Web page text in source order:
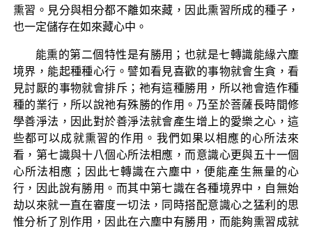
熏習。見分與相分都不離如來藏，因此熏習所成的種子，
也一定儲存在如來藏心中。
能熏的第二個特性是有勝用；也就是七轉識能緣六塵
境界，能起種種心行。譬如看見喜歡的事物就會生貪，看
見討厭的事物就會排斥；祂有這種勝用，所以祂會造作種
種的業行，所以說祂有殊勝的作用。乃至於菩薩長時間修
學善淨法，因此對於善淨法就會產生增上的愛樂之心，這
些都可以成就熏習的作用。我們如果以相應的心所法來
看，第七識與十八個心所法相應，而意識心更與五十一個
心所法相應；因此七轉識在六塵中，便能產生無量的心
行，因此說有勝用。而其中第七識在各種境界中，自無始
劫以來就一直在審度一切法，同時搭配意識心之猛利的思
惟分析了別作用，因此在六塵中有勝用，而能夠熏習成就